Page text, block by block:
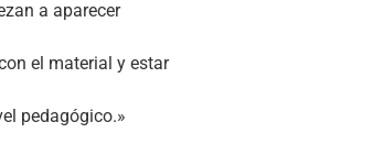
a aparecer
el material y estar
pedagógico.»